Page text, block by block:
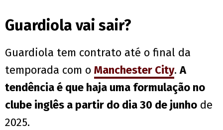
Guardiola vai sair?
Guardiola tem contrato até o final da
temporada com o Manchester City.A
tendência é que haja uma formulação no
clube inglês a partir do dia 30 de junho de
2025.